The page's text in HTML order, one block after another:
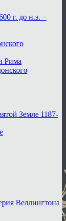
г. до н.э. –
Рима
Земле 1187-
Веллингтона